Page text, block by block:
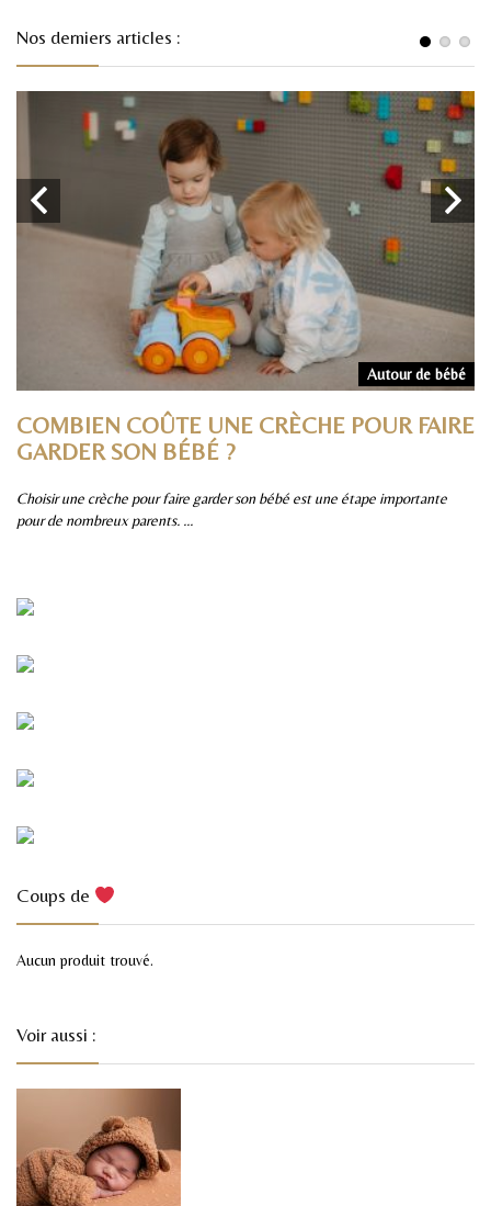
Nos derniers articles :
Autour de bébé
COMBIEN COÛTE UNE CRÈCHE POUR FAIRE
GARDER SON BÉBÉ ?
Choisir une crèche pour faire garder son bébé est une étape importante
pour de nombreux parents. ...
Coups de
Aucun produit trouvé.
Voir aussi :